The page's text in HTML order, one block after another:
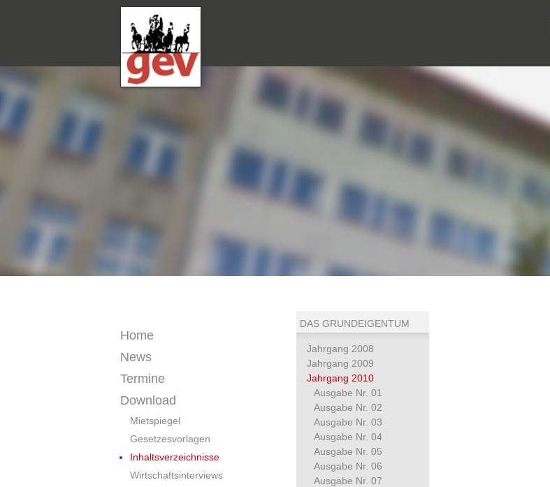
Home
News
Termine
Download
Mietspiegel
Gesetzesvorlagen
Inhaltsverzeichnisse
Wirtschaftsinterviews
DAS GRUNDEIGENTUM
Jahrgang 2008
Jahrgang 2009
Jahrgang 2010
Ausgabe Nr. 01
Ausgabe Nr. 02
Ausgabe Nr. 03
Ausgabe Nr. 04
Ausgabe Nr. 05
Ausgabe Nr. 06
Ausgabe Nr. 07